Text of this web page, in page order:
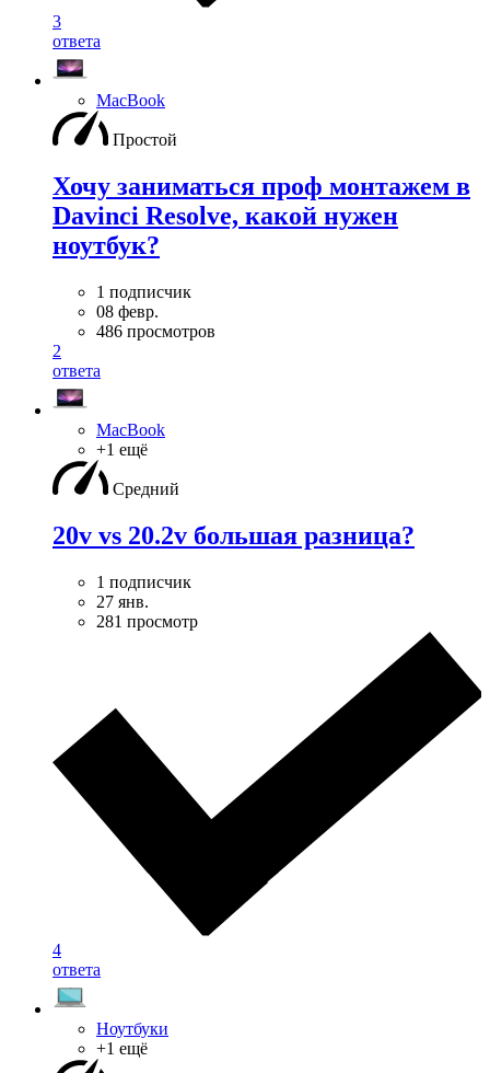
3
ответа
MacBook
Простой
Хочу заниматься проф монтажем в
Davinci Resolve, какой нужен
ноутбук?
1 подписчик
08 февр.
486 просмотров
2
ответа
MacBook
+1 ещё
Средний
20v vs 20.2v большая разница?
1 подписчик
27 янв.
281 просмотр
4
ответа
Ноутбуки
+1 ещё